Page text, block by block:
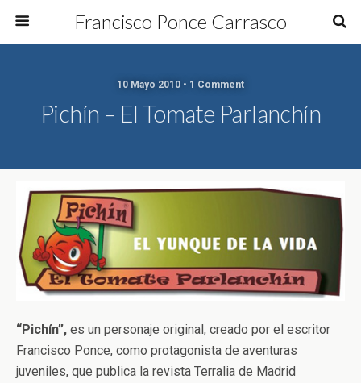
Francisco Ponce Carrasco
10 Mayo 2010 • 1 Comment
Pichín – El Tomate Parlanchín
“Pichín”, es un personaje original, creado por el escritor
Francisco Ponce, como protagonista de aventuras
juveniles, que publica la revista Terralia de Madrid